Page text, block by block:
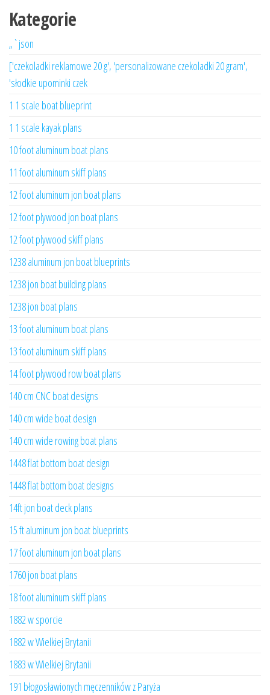
Kategorie
„`json
['czekoladki reklamowe 20 g', 'personalizowane czekoladki 20 gram',
'słodkie upominki czek
1 1 scale boat blueprint
1 1 scale kayak plans
10 foot aluminum boat plans
11 foot aluminum skiff plans
12 foot aluminum jon boat plans
12 foot plywood jon boat plans
12 foot plywood skiff plans
1238 aluminum jon boat blueprints
1238 jon boat building plans
1238 jon boat plans
13 foot aluminum boat plans
13 foot aluminum skiff plans
14 foot plywood row boat plans
140 cm CNC boat designs
140 cm wide boat design
140 cm wide rowing boat plans
1448 flat bottom boat design
1448 flat bottom boat designs
14ft jon boat deck plans
15 ft aluminum jon boat blueprints
17 foot aluminum jon boat plans
1760 jon boat plans
18 foot aluminum skiff plans
1882 w sporcie
1882 w Wielkiej Brytanii
1883 w Wielkiej Brytanii
191 błogosławionych męczenników z Paryża